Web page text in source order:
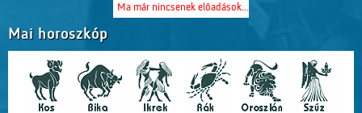
Ma már nincsenek előadások...
Mai horoszkóp